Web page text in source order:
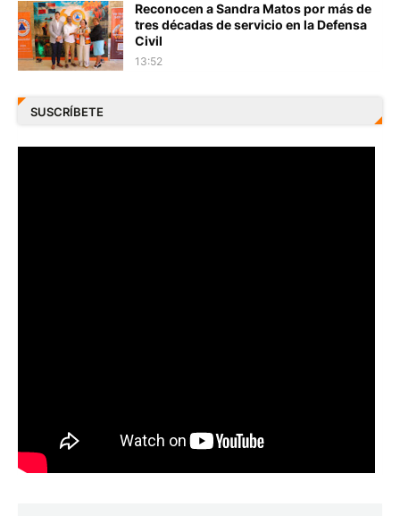
Reconocen a Sandra Matos por más de
tres décadas de servicio en la Defensa
Civil
13:52
SUSCRÍBETE